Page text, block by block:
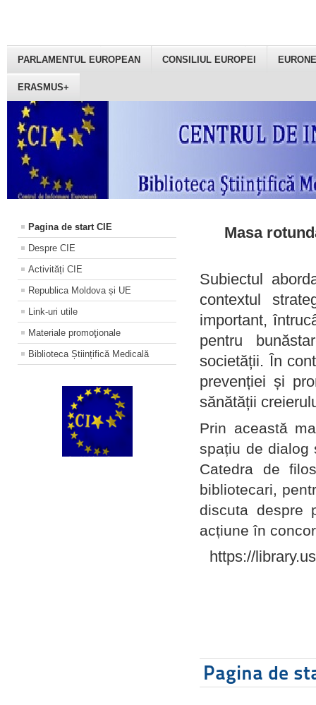
PARLAMENTUL EUROPEAN CONSILIUL EUROPEI
ERASMUS+
Pagina de start CIE
Despre CIE
Activități CIE
Republica Moldova și UE
Link-uri utile
Materiale promoţionale
Biblioteca Științifică Medicală
Masa
Subiectul
contextul
important,
pentru
societății. În
prevenției și
sănătății
Prin această
spațiu de dialog
Catedra de
bibliotecari,
discuta despre
acțiune în
https://
Pagina de